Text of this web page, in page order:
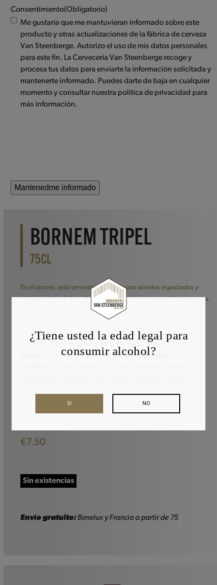
Consentimiento(Obligatorio)
Me gustaría que me mantuvieran informado sobre este
producto y otras actualizaciones de la fábrica de cerveza
Van Steenberge. Autorizo el uso de mis datos personales
para este fin. La Cervecería Van Steenberge recoge y
procesa tus datos para enviarte la información solicitada y
mantenerte informado. Puedes darte de baja en cualquier
momento y consultar nuestra política de privacidad para
más información.
Mantenedme informado
BORNEM TRIPEL
75CL
En el aroma, esta cerveza sorprende con acentos especiados y
algunas notas dulces afrutadas de levadura, como plátano y pera.
Lo que sigue es un dulzor con cuerpo y un sutil amargor.
Bornem Tripel es una cerveza potente para disfrutar de
postre o como aperitivo. Algunos lo prefieren con
€7.50
Sin existencias
Envío gratuito:Benelux y Francia a partir de 75
¿Tiene usted la edad legal para
consumir alcohol?
NO
SI